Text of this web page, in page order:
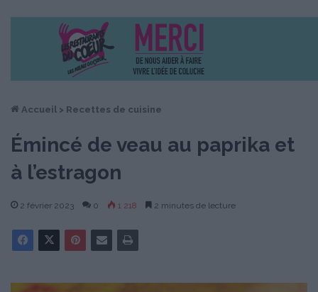
Accueil > Recettes de cuisine
Émincé de veau au paprika et
à l’estragon
2 février 2023 0 1 218 2 minutes de lecture